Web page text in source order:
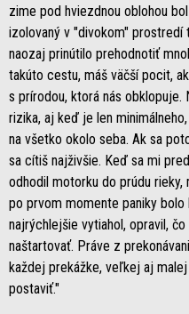
zime pod hviezdnou oblohou
izolovaný v "divokom"
naozaj prinútilo prehodnotiť
takúto cestu, máš väčší pocit,
s prírodou, ktorá nás
rizika, aj keď je len
na všetko okolo seba. Ak sa
sa cítiš najživšie. Keď sa mi
odhodil motorku do prúdu
po prvom momente paniky
najrýchlejšie vytiahol, opravil,
naštartovať. Práve z
každej prekážke, veľkej aj
postaviť."